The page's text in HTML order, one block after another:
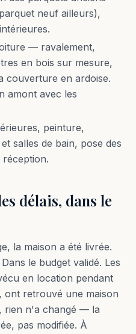
neuf ailleurs),
— ravalement,
en bois sur mesure,
couverture en ardoise.
amont avec les
peinture,
salles de bain, pose des
délais, dans le
la maison a été livrée.
le budget validé. Les
en location pendant
ont retrouvé une maison
rien n'a changé — la
pas modifiée. À